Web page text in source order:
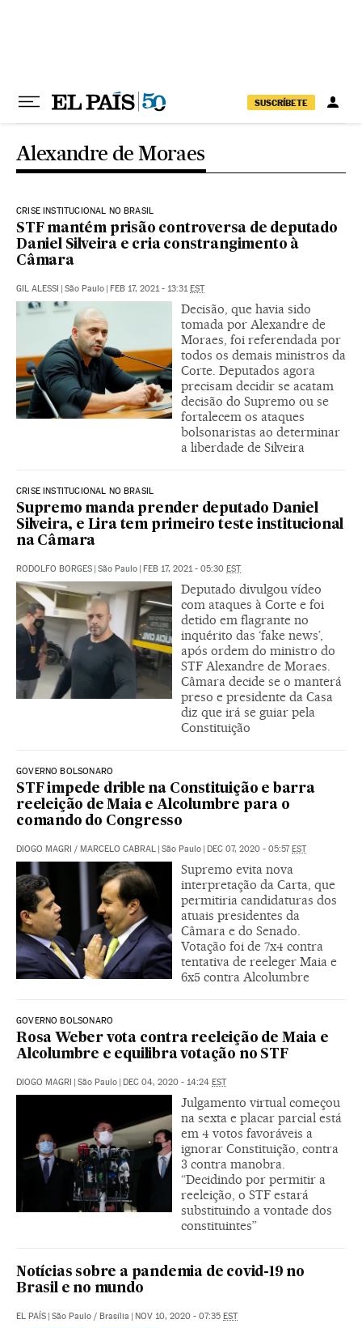
SUSCRÍBETE
Alexandre de Moraes
CRISE INSTITUCIONAL NO BRASIL
STF mantém prisão controversa de deputado
Daniel Silveira e cria constrangimento à
Câmara
GIL ALESSI | São Paulo | FEB 17, 2021 - 13:31EST
Decisão, que havia sido
tomada por Alexandre de
Moraes, foi referendada por
todos os demais ministros da
Corte. Deputados agora
precisam decidir se acatam
decisão do Supremo ou se
fortalecem os ataques
bolsonaristas ao determinar
a liberdade de Silveira
CRISE INSTITUCIONAL NO BRASIL
Supremo manda prender deputado Daniel
Silveira, e Lira tem primeiro teste institucional
na Câmara
RODOLFO BORGES | São Paulo | FEB 17, 2021 - 05:30 EST
Deputado divulgou vídeo
com ataques à Corte e foi
detido em flagrante no
inquérito das ‘fake news’,
após ordem do ministro do
STF Alexandre de Moraes.
Câmara decide se o manterá
preso e presidente da Casa
diz que irá se guiar pela
Constituição
GOVERNO BOLSONARO
STF impede drible na Constituição e barra
reeleição de Maia e Alcolumbre para o
comando do Congresso
DIOGO MAGRI / MARCELO CABRAL | São Paulo | DEC 07, 2020 - 05:57EST
Supremo evita nova
interpretação da Carta, que
permitiria candidaturas dos
atuais presidentes da
Câmara e do Senado.
Votação foi de 7x4 contra
tentativa de reeleger Maia e
6x5 contra Alcolumbre
GOVERNO BOLSONARO
Rosa Weber vota contra reeleição de Maia e
Alcolumbre e equilibra votação no STF
DIOGO MAGRI | São Paulo | DEC 04, 2020 - 14:24 EST
Julgamento virtual começou
na sexta e placar parcial está
em 4 votos favoráveis a
ignorar Constituição, contra
3 contra manobra.
“Decidindo por permitir a
reeleição, o STF estará
substituindo a vontade dos
constituintes”
Notícias sobre a pandemia de covid-19 no
Brasil e no mundo
EL PAÍS | São Paulo / Brasília | NOV 10, 2020 - 07:35 EST